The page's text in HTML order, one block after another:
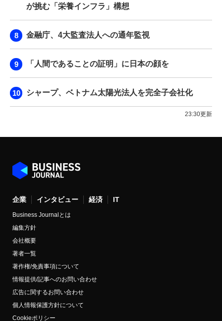
が挑む「栄養インフラ」構想
金融庁、4大監査法人への通年監視
「人間であることの証明」に日本の顔を
シャープ、ベトナム太陽光法人を完全子会社化
23:30更新
企業 インタビュー 経済 IT
Business Journalとは
編集方針
会社概要
著者一覧
著作権/免責事項について
情報提供/記事へのお問い合わせ
広告に関するお問い合わせ
個人情報保護方針について
Cookieポリシー